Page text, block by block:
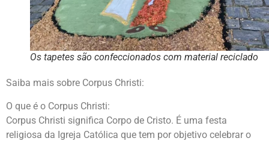
Os tapetes são confeccionados com material reciclado
Saiba mais sobre Corpus Christi:
O que é o Corpus Christi:
Corpus Christi significa Corpo de Cristo. É uma festa
religiosa da Igreja Católica que tem por objetivo celebrar o